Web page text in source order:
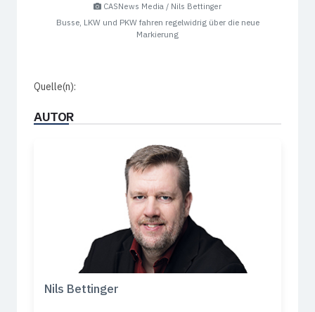
CASNews Media / Nils Bettinger
Busse, LKW und PKW fahren regelwidrig über die neue
Markierung
Quelle(n):
AUTOR
Nils Bettinger